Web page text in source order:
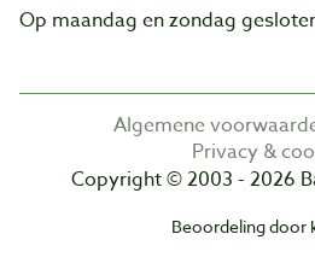
Op maandag en zondag
Algemene
Privacy &
Copyright © 2003 - 2026
Beoordeling door